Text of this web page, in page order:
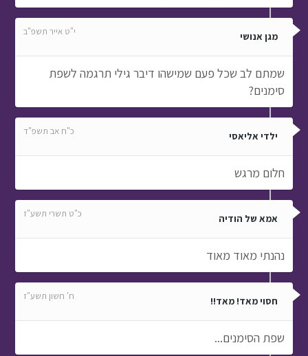
מגן אנושי י"ט אייר תשפ"ב
שמתם לב שכל פעם שמישהו דיבר גילי תרגמה לשפת
סימנים?
ילדי אליאסי כ"ח אב תשפ"ד
חלום מרגש
אמא של הודיה כ"ט תשרי תשע"ז
נהנתי מאוד מאוד
חסוי מאד! מאד!! ח' חשון תשע"ז
שפת הסימנים...